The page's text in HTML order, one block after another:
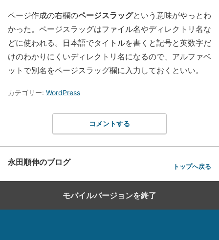
ページ作成の右欄のページスラッグという意味がやっとわ
かった。ページスラッグはファイル名やディレクトリ名な
どに使われる。日本語でタイトルを書くと記号と英数字だ
けのわかりにくいディレクトリ名になるので、アルファベ
ットで別名をページスラッグ欄に入力しておくといい。
カテゴリー: WordPress
コメントする
永田順伸のブログ トップへ戻る
モバイルバージョンを終了